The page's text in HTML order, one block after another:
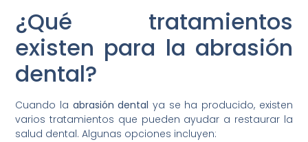
¿Qué tratamientos
existen para la abrasión
dental?
Cuando la abrasión dental ya se ha producido, existen
varios tratamientos que pueden ayudar a restaurar la
salud dental. Algunas opciones incluyen: